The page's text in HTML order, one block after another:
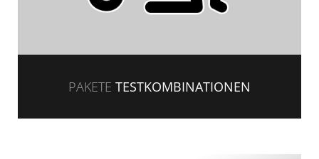
PAKETE TESTKOMBINATIONEN